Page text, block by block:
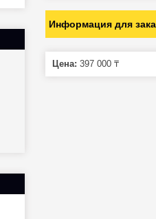
Информация для
Цена: 397 000 ₸